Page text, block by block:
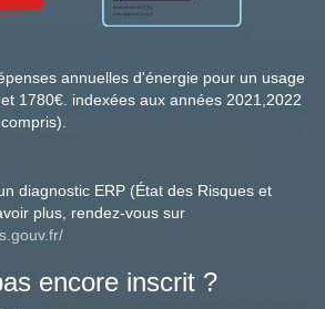
annuelles d'énergie pour un usage
1780€. indexées aux années 2021,2022
diagnostic ERP (État des Risques et
plus, rendez-vous sur
encore inscrit ?